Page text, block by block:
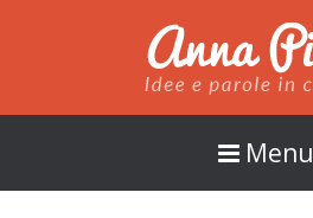
Anna Piuzzi
Menu